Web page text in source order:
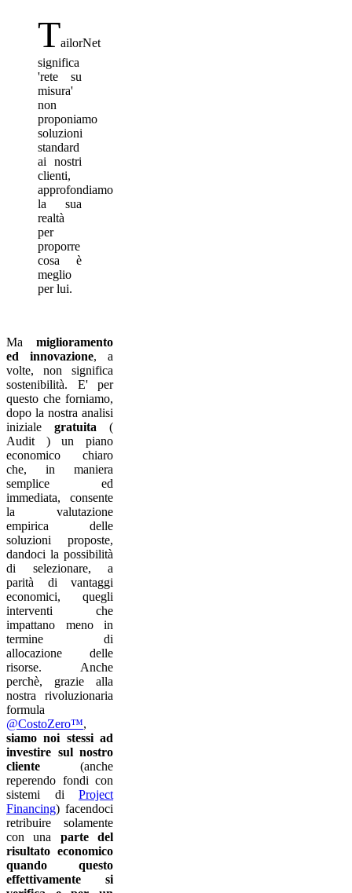
TailorNet
significa
'rete su
misura'
non
proponiamo
soluzioni
standard
ai nostri
clienti,
approfondiamo
la sua
realtà
per
proporre
cosa è
meglio
per lui.
Mamiglioramento
ed innovazione, a
volte, non significa
sostenibilità. E' per
questo che forniamo,
dopo la nostra analisi
inizialegratuita (
Audit ) un piano
economico chiaro
che, in maniera
semplice ed
immediata, consente
la valutazione
empirica delle
soluzioni proposte,
dandoci la possibilità
di selezionare, a
parità di vantaggi
economici, quegli
interventi che
impattano meno in
termine di
allocazione delle
risorse. Anche
perchè, grazie alla
nostra rivoluzionaria
formula
@CostoZero™,
siamo noi stessi ad
investire sul nostro
cliente (anche
reperendo fondi con
sistemi diProject
Financing) facendoci
retribuire solamente
con una parte del
risultato economico
quando questo
effettivamente si